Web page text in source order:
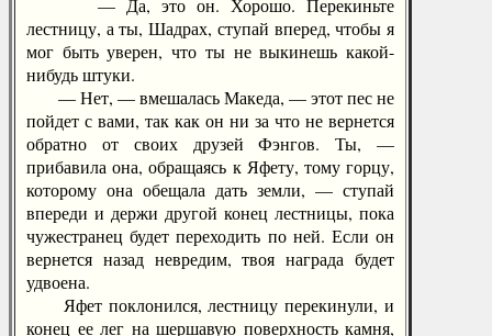
— Да, это он. Хорошо. Перекиньте
лестницу, а ты, Шадрах, ступай вперед, чтобы я
мог быть уверен, что ты не выкинешь какой-
нибудь штуки.
— Нет, — вмешалась Македа, — этот пес не
пойдет с вами, так как он ни за что не вернется
обратно от своих друзей Фэнгов. Ты, —
прибавила она, обращаясь к Яфету, тому горцу,
которому она обещала дать земли, — ступай
впереди и держи другой конец лестницы, пока
чужестранец будет переходить по ней. Если он
вернется назад невредим, твоя награда будет
удвоена.
Яфет поклонился, лестницу перекинули, и
конец ее лег на шершавую поверхность камня,